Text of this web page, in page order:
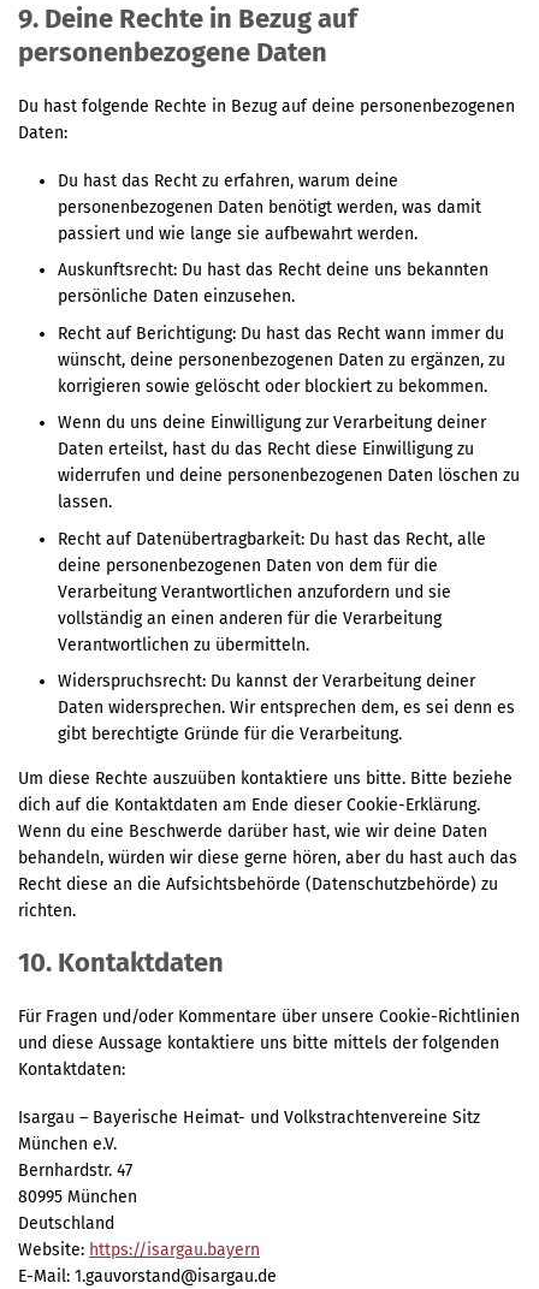
9. Deine Rechte in Bezug auf
personenbezogene Daten
Du hast folgende Rechte in Bezug auf deine personenbezogenen
Daten:
Du hast das Recht zu erfahren, warum deine
personenbezogenen Daten benötigt werden, was damit
passiert und wie lange sie aufbewahrt werden.
Auskunftsrecht: Du hast das Recht deine uns bekannten
persönliche Daten einzusehen.
Recht auf Berichtigung: Du hast das Recht wann immer du
wünscht, deine personenbezogenen Daten zu ergänzen, zu
korrigieren sowie gelöscht oder blockiert zu bekommen.
Wenn du uns deine Einwilligung zur Verarbeitung deiner
Daten erteilst, hast du das Recht diese Einwilligung zu
widerrufen und deine personenbezogenen Daten löschen zu
lassen.
Recht auf Datenübertragbarkeit: Du hast das Recht, alle
deine personenbezogenen Daten von dem für die
Verarbeitung Verantwortlichen anzufordern und sie
vollständig an einen anderen für die Verarbeitung
Verantwortlichen zu übermitteln.
Widerspruchsrecht: Du kannst der Verarbeitung deiner
Daten widersprechen. Wir entsprechen dem, es sei denn es
gibt berechtigte Gründe für die Verarbeitung.
Um diese Rechte auszuüben kontaktiere uns bitte. Bitte beziehe
dich auf die Kontaktdaten am Ende dieser Cookie-Erklärung.
Wenn du eine Beschwerde darüber hast, wie wir deine Daten
behandeln, würden wir diese gerne hören, aber du hast auch das
Recht diese an die Aufsichtsbehörde (Datenschutzbehörde) zu
richten.
10. Kontaktdaten
Für Fragen und/oder Kommentare über unsere Cookie-Richtlinien
und diese Aussage kontaktiere uns bitte mittels der folgenden
Kontaktdaten:
Isargau – Bayerische Heimat- und Volkstrachtenvereine Sitz
München e.V.
Bernhardstr. 47
80995 München
Deutschland
Website: https://isargau.bayern
E-Mail: 1.gauvorstand@isargau.de